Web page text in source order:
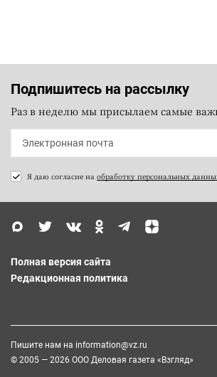
Подпишитесь на рассылку
Раз в неделю мы присылаем самые
Я даю согласие на обработку персональных
Полная версия сайта
Редакционная политика
Пишите нам на information@vz.ru
© 2005 — 2026 ООО Деловая газета «Взгляд»